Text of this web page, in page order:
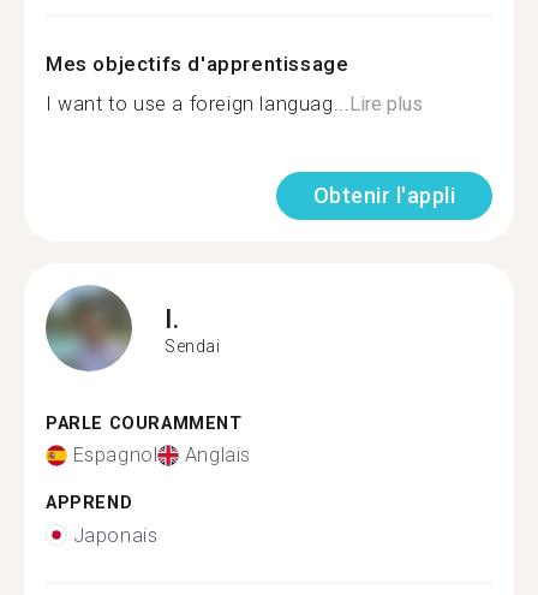
Mes objectifs d'apprentissage
I want to use a foreign languag... Lire plus
Obtenir l'appli
I.
Sendai
PARLE COURAMMENT
Espagnol Anglais
APPREND
Japonais